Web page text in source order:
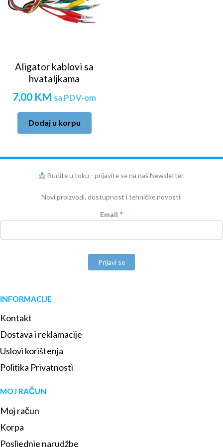
Aligator kablovi sa
hvataljkama
7,00 KM sa PDV-om
Dodaj u korpu
Budite u toku - prijavite se na naš Newsletter.
Novi proizvodi, dostupnost i tehničke novosti.
Email *
Prijavi se
INFORMACIJE
Kontakt
Dostava i reklamacije
Uslovi korištenja
Politika Privatnosti
MOJ RAČUN
Moj račun
Korpa
Posljednje narudžbe